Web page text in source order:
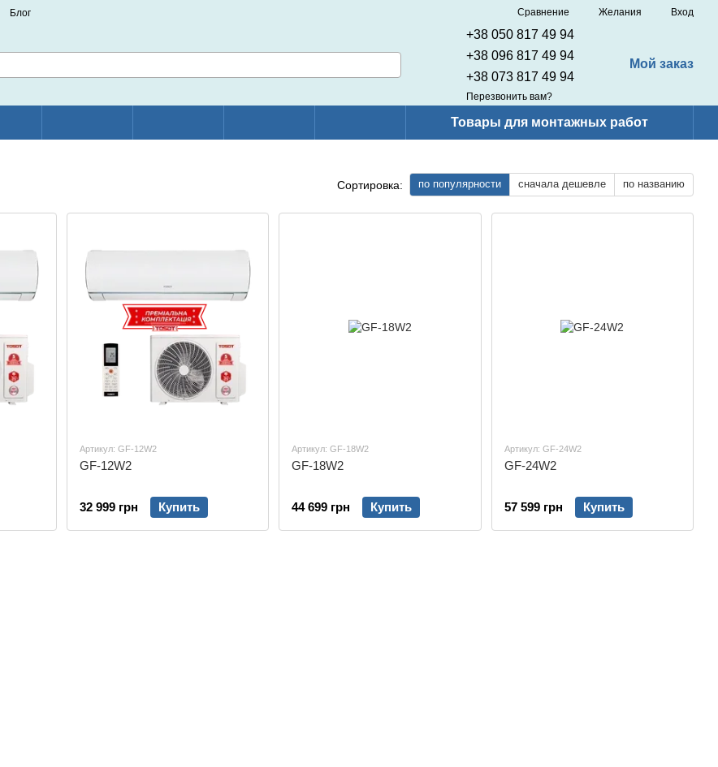
Блог Сравнение Желания Вход
+38 050 817 49 94
+38 096 817 49 94
+38 073 817 49 94
Перезвонить вам?
Мой заказ
Товары для монтажных работ
Сортировка: по популярности сначала дешевле по названию
Артикул: GF-12W2
GF-12W2
32 999 грн Купить
Артикул: GF-18W2
GF-18W2
44 699 грн Купить
Артикул: GF-24W2
GF-24W2
57 599 грн Купить